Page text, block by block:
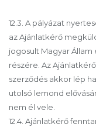
12.3. A pályázat
az Ajánlatkérő
jogosult Magyar Állam
részére. Az
szerződés akkor lép
utolsó lemond
nem él vele.
12.4. Ajánlatkérő